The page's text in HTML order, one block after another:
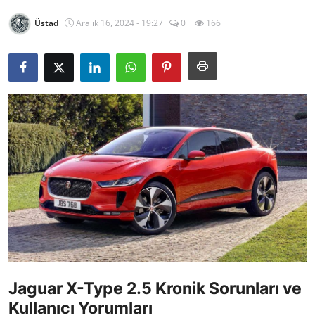
Markalar
Motosiklet
Paketler
Yağlar
Oto Bilgi
Üstad Aralık 16, 2024 - 19:27 0 166
Jaguar X-Type 2.5 Kronik Sorunları ve
Kullanıcı Yorumları